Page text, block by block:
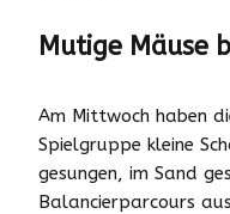
Mutige Mäuse
Am Mittwoch haben
Spielgruppe kleine
gesungen, im Sand
Balancierparcours